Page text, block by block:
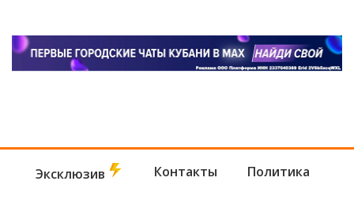
Эксклюзив Контакты Политика